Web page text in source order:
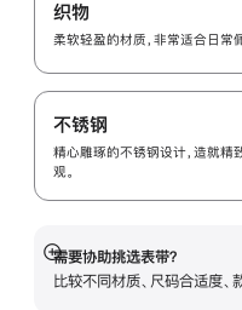
织物
柔软轻盈的材质，非常适合日常
不锈钢
精心雕琢的不锈钢设计，造就精
观。
需要协助挑选表带？
比较不同材质、尺码合适度、
展
开